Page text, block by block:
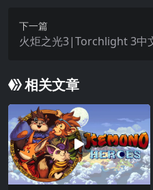
下一篇
火炬之光3|Torchlight 3中
相关文章